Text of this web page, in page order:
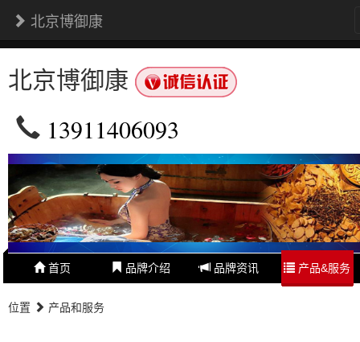
北京博御康
北京博御康
13911406093
首页 品牌介绍 品牌资讯 产品&服务
位置 产品和服务